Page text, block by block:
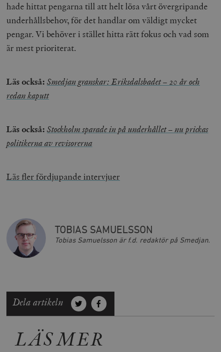
hade hittat pengarna till att helt lösa vårt övergripande
underhållsbehov, för det handlar om väldigt mycket
pengar. Vi behöver i stället hitta rätt fokus och vad som
är mest prioriterat.
Läs också:Smedjan granskar: Eriksdalsbadet – 20 år och
redan kaputt
Läs också:Stockholm sparade in på underhållet – nu prickas
politikerna av revisorerna
Läs fler fördjupande intervjuer
TOBIAS SAMUELSSON
Tobias Samuelsson är f.d. redaktör på Smedjan.
Dela artikeln
LÄS MER